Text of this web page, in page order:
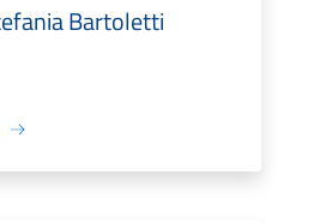
Bartoletti